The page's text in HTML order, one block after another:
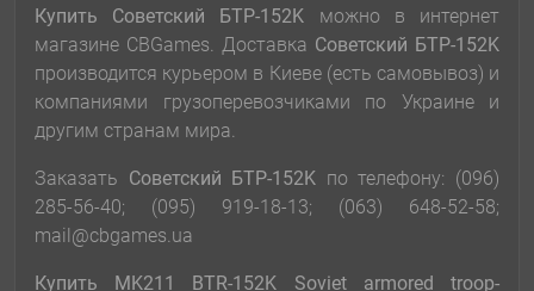
Купить Советский БТР-152K можно в интернет
магазине CBGames. Доставка Советский БТР-152K
производится курьером в Киеве (есть самовывоз) и
компаниями грузоперевозчиками по Украине и
другим странам мира.
Заказать Советский БТР-152K по телефону: (096)
285-56-40; (095) 919-18-13; (063) 648-52-58;
mail@cbgames.ua
Купить MK211 BTR-152K Soviet armored troop-